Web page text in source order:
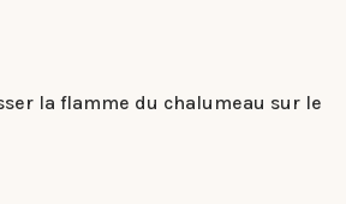
la flamme du chalumeau sur le